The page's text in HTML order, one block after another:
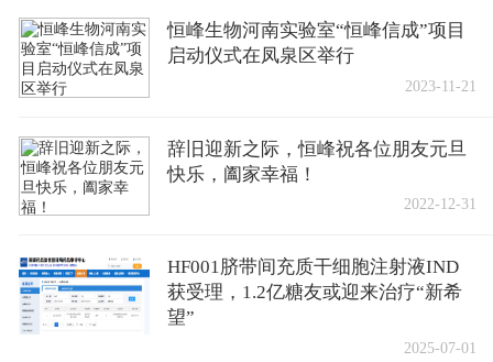
恒峰生物河南实验室“恒峰信成”项目
启动仪式在凤泉区举行
2023-11-21
辞旧迎新之际，恒峰祝各位朋友元旦
快乐，阖家幸福！
2022-12-31
HF001脐带间充质干细胞注射液IND
获受理，1.2亿糖友或迎来治疗“新希
望”
2025-07-01